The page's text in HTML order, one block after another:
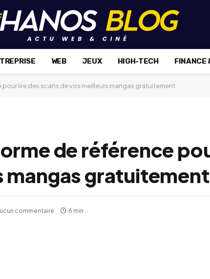
WEB JEUX HIGH-TECH FINANCE
lire des scans de vos meilleurs mangas gratuitement
de référence
mangas gratuitement
commentaire 6 min